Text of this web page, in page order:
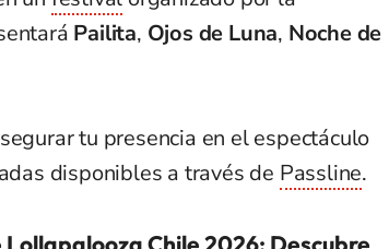
Pailita, Ojos de Luna, Noche de
tu presencia en el espectáculo
disponibles a través de Passline.